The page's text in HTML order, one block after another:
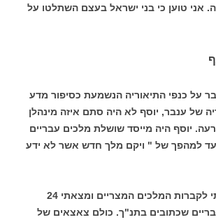
אני טוען כי בני ישראל בעצם השתלטו על
על כנפי התיאוריה הנשמעת כסיפור מדע
של ענבר, יוסף לא היה סתם איזה מינהלן
יוסף היה מייסד שושלת מלכים עבריים
למהפך של " ויקם מלך חדש אשר לא ידע
הוא מספר: " הלכתי לקברות המלכים המצריים ומצאתי 24
שכתובים בתנ"ך. כולם צאצאים של